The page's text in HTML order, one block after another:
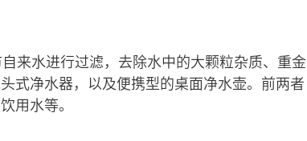
来水进行过滤，去除水中的大颗粒杂质、重金
式净水器，以及便携型的桌面净水壶。前两者
用水等。